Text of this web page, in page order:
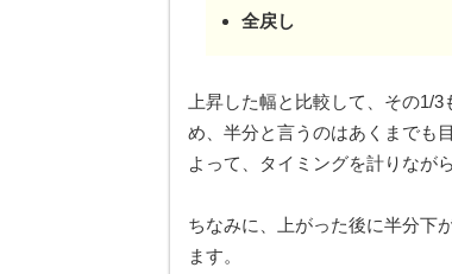
全戻し
上昇した幅と比較して、その1/
め、半分と言うのはあくまでも
よって、タイミングを計りなが
ちなみに、上がった後に半分下
ます。